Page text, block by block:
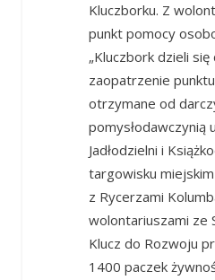
Kluczborku. Z
punkt pomocy
„Kluczbork dzieli
zaopatrzenie
otrzymane od
pomysłodawczynią
Jadłodzielni i
targowisku
z Rycerzami
wolontariuszami ze
Klucz do Rozwoju
1400 paczek